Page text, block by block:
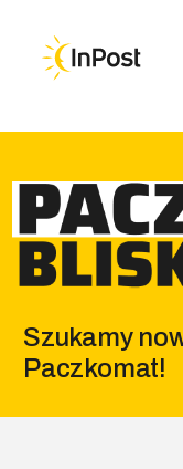
Przejdź do głównej
Przejdź do treści
Przejdź do stopki
Szukamy
Paczkomat!